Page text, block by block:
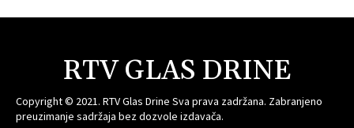
RTV GLAS DRINE
Copyright © 2021. RTV Glas Drine Sva prava zadržana. Zabranjeno
preuzimanje sadržaja bez dozvole izdavača.